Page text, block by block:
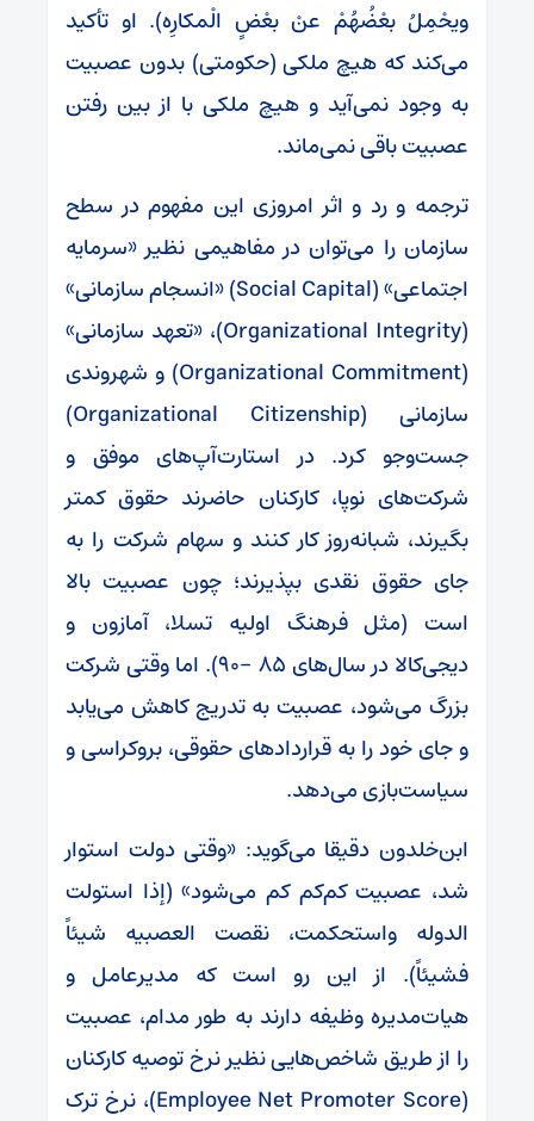
ویحْمِلُ بعْضُهُمْ عنْ بعْضٍ الْمکارِه). او تأکید
می‌کند که هیچ ملکی (حکومتی) بدون عصبیت
به وجود نمی‌آید و هیچ ملکی با از بین رفتن
عصبیت باقی نمی‌ماند.
ترجمه و رد و اثر امروزی این مفهوم در سطح
سازمان را می‌توان در مفاهیمی نظیر «سرمایه
اجتماعی» (Social Capital) «انسجام سازمانی»
(Organizational Integrity)، «تعهد سازمانی»
(Organizational Commitment) و شهروندی
سازمانی (Organizational Citizenship)
جست‌وجو کرد. در استارت‌آپ‌های موفق و
شرکت‌های نوپا، کارکنان حاضرند حقوق کمتر
بگیرند، شبانه‌روز کار کنند و سهام شرکت را به
‌جای حقوق نقدی بپذیرند؛ چون عصبیت بالا
است (مثل فرهنگ اولیه تسلا، آمازون و
دیجی‌کالا در سال‌های ۸۵ -۹۰). اما وقتی شرکت
بزرگ می‌شود، عصبیت به ‌تدریج کاهش می‌یابد
و جای خود را به قراردادهای حقوقی، بروکراسی و
سیاست‌بازی می‌دهد.
ابن‌خلدون دقیقا می‌گوید: «وقتی دولت استوار
شد، عصبیت کم‌کم کم می‌شود» (إذا استولت
الدوله واستحکمت، نقصت العصبیه شیئاً
فشیئاً). از این رو است که مدیرعامل و
هیات‌مدیره وظیفه دارند به ‌طور مدام، عصبیت
را از طریق شاخص‌هایی نظیر نرخ توصیه کارکنان
(Employee Net Promoter Score)، نرخ ترک